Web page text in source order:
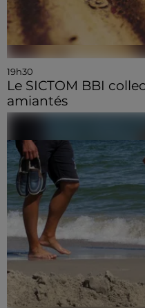
19h30
Le SICTOM BBI
amiantés